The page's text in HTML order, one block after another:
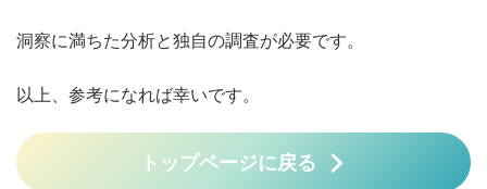
洞察に満ちた分析と独自の調査が必要です。
以上、参考になれば幸いです。
トップページに戻る